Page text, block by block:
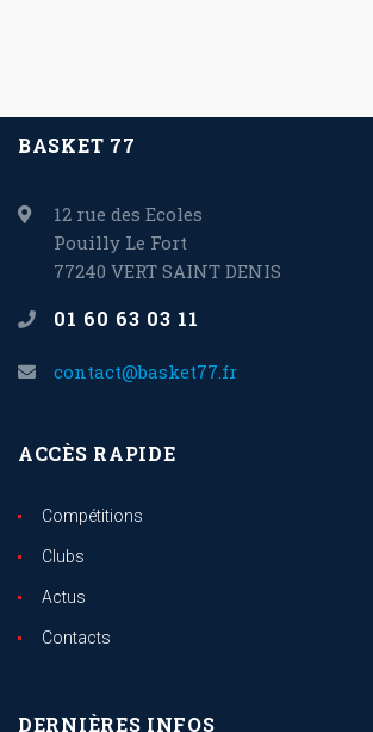
BASKET 77
12 rue des Ecoles
Pouilly Le Fort
77240 VERT SAINT DENIS
01 60 63 03 11
contact@basket77.fr
ACCÈS RAPIDE
Compétitions
Clubs
Actus
Contacts
DERNIÈRES INFOS